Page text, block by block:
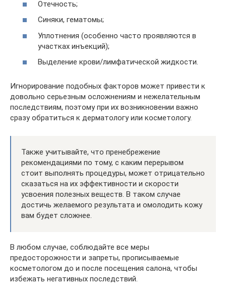
Отечность;
Синяки, гематомы;
Уплотнения (особенно часто проявляются в
участках инъекций);
Выделение крови/лимфатической жидкости.
Игнорирование подобных факторов может привести к
довольно серьезным осложнениям и нежелательным
последствиям, поэтому при их возникновении важно
сразу обратиться к дерматологу или косметологу.
Также учитывайте, что пренебрежение
рекомендациями по тому, с каким перерывом
стоит выполнять процедуры, может отрицательно
сказаться на их эффективности и скорости
усвоения полезных веществ. В таком случае
достичь желаемого результата и омолодить кожу
вам будет сложнее.
В любом случае, соблюдайте все меры
предосторожности и запреты, прописываемые
косметологом до и после посещения салона, чтобы
избежать негативных последствий.